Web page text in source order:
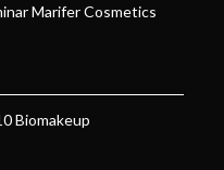
Marifer Cosmetics
Biomakeup